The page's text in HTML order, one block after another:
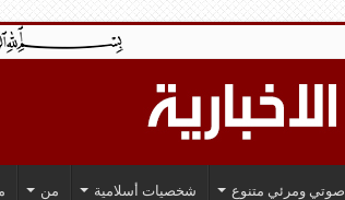
صوتي ومرئي متنوع شخصيات أسلامية من